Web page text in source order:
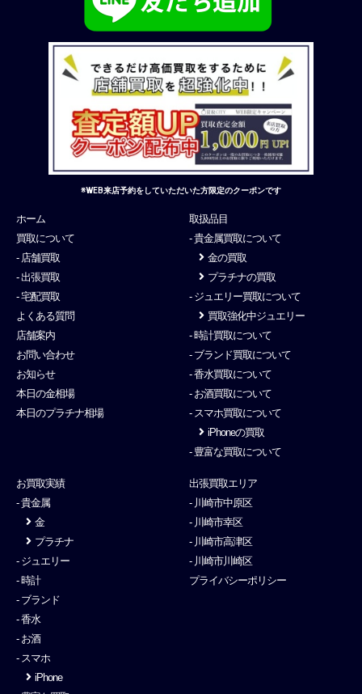
※WEB来店予約をしていただいた方限定のクーポンです
ホーム
買取について
- 店舗買取
- 出張買取
- 宅配買取
よくある質問
店舗案内
お問い合わせ
お知らせ
本日の金相場
本日のプラチナ相場
取扱品目
- 貴金属買取について
金の買取
プラチナの買取
- ジュエリー買取について
買取強化中ジュエリー
- 時計買取について
- ブランド買取について
- 香水買取について
- お酒買取について
- スマホ買取について
iPhoneの買取
- 豊富な買取について
お買取実績
- 貴金属
金
プラチナ
- ジュエリー
- 時計
- ブランド
- 香水
- お酒
- スマホ
iPhone
出張買取エリア
- 川崎市中原区
- 川崎市幸区
- 川崎市高津区
- 川崎市川崎区
プライバシーポリシー